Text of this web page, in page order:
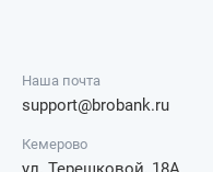
Наша почта
support@brobank.ru
Кемерово